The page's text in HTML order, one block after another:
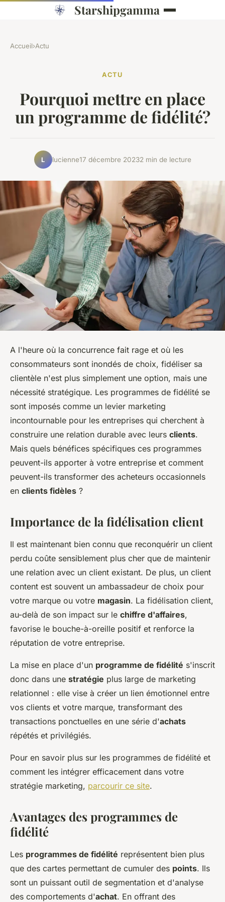
Starshipgamma
Accueil›Actu
ACTU
Pourquoi mettre en place
un programme de fidélité?
L lucienne17 décembre 20232 min de lecture
A l'heure où la concurrence fait rage et où les
consommateurs sont inondés de choix, fidéliser sa
clientèle n'est plus simplement une option, mais une
nécessité stratégique. Les programmes de fidélité se
sont imposés comme un levier marketing
incontournable pour les entreprises qui cherchent à
construire une relation durable avec leurs clients.
Mais quels bénéfices spécifiques ces programmes
peuvent-ils apporter à votre entreprise et comment
peuvent-ils transformer des acheteurs occasionnels
en clients fidèles ?
Importance de la fidélisation client
Il est maintenant bien connu que reconquérir un client
perdu coûte sensiblement plus cher que de maintenir
une relation avec un client existant. De plus, un client
content est souvent un ambassadeur de choix pour
votre marque ou votre magasin. La fidélisation client,
au-delà de son impact sur le chiffre d'affaires,
favorise le bouche-à-oreille positif et renforce la
réputation de votre entreprise.
La mise en place d'un programme de fidélité s'inscrit
donc dans une stratégie plus large de marketing
relationnel : elle vise à créer un lien émotionnel entre
vos clients et votre marque, transformant des
transactions ponctuelles en une série d'achats
répétés et privilégiés.
Pour en savoir plus sur les programmes de fidélité et
comment les intégrer efficacement dans votre
stratégie marketing, parcourir ce site.
Avantages des programmes de
fidélité
Les programmes de fidélité représentent bien plus
que des cartes permettant de cumuler des points. Ils
sont un puissant outil de segmentation et d'analyse
des comportements d'achat. En offrant des